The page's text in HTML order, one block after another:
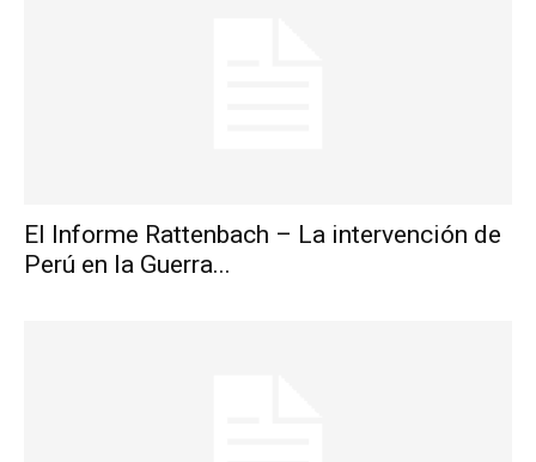
El Informe Rattenbach – La intervención de
Perú en la Guerra...